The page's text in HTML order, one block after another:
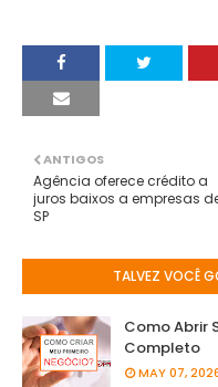
ANTIGOS
Agência oferece crédito a
juros baixos a empresas
SP
TALVEZ VOCÊ
Como Abrir
Completo
MAY 07,